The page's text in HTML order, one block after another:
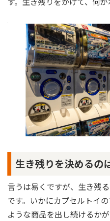
生き残りを決めるの
言うは易くですが、生き残
です。いかにカプセルトイ
ような商品を出し続けるか